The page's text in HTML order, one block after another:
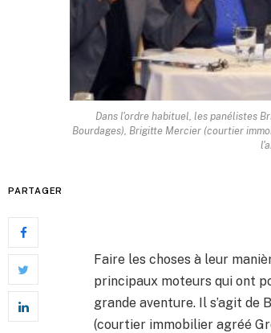
Dans l'ordre habituel, les panélistes
Bourdages), Brigitte Mercier (courtier
PARTAGER
Faire les choses à leur
principaux moteurs qui ont
grande aventure. Il s’agit
(courtier immobilier agréé